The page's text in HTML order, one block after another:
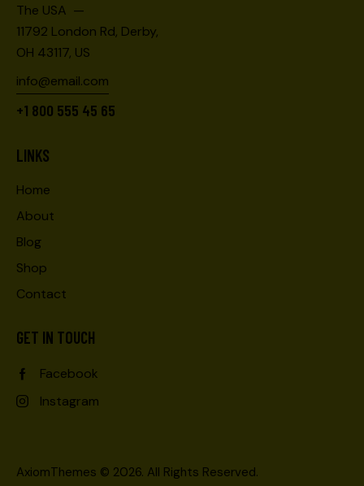
The USA —
11792 London Rd, Derby,
OH 43117, US
info@email.com
+1 800 555 45 65
LINKS
Home
About
Blog
Shop
Contact
GET IN TOUCH
Facebook
Instagram
AxiomThemes © 2026. All Rights Reserved.